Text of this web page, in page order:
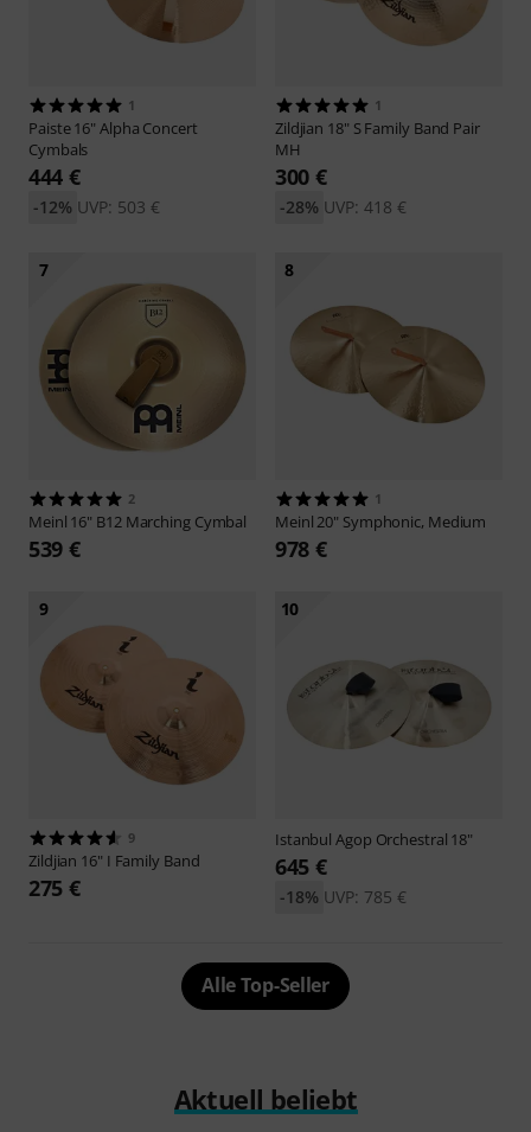
1
Paiste16" Alpha Concert
Cymbals
444 €
UVP: 503 €
-12%
1
Zildjian 18" S Family Band Pair
MH
300 €
UVP: 418 €
-28%
7
2
Meinl 16" B12 Marching Cymbal
539 €
8
1
Meinl20" Symphonic, Medium
978 €
9
9
Zildjian 16" I Family Band
275 €
10
Istanbul Agop Orchestral 18"
645 €
UVP: 785 €
-18%
Alle Top-Seller
Aktuell beliebt